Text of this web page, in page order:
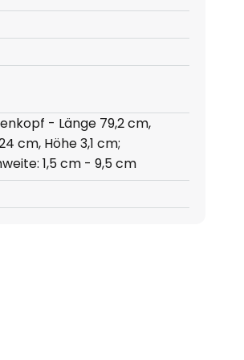
- Länge 79,2 cm,
cm, Höhe 3,1 cm;
1,5 cm - 9,5 cm